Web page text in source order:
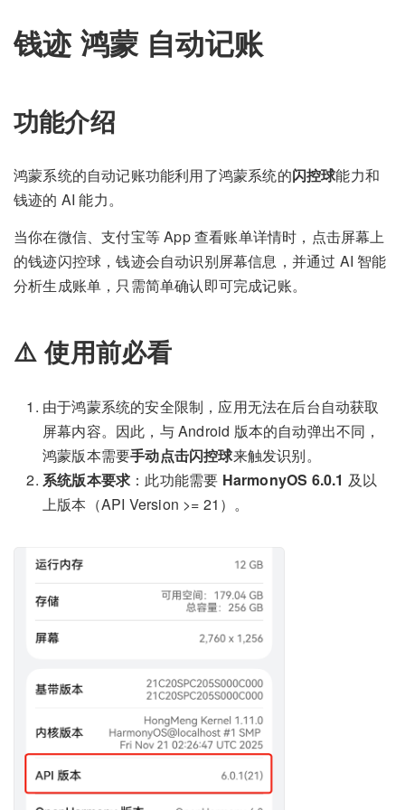
钱迹 鸿蒙 自动记账
功能介绍
鸿蒙系统的自动记账功能利用了鸿蒙系统的闪控球能力和
钱迹的 AI 能力。
当你在微信、支付宝等 App 查看账单详情时，点击屏幕上
的钱迹闪控球，钱迹会自动识别屏幕信息，并通过 AI 智能
分析生成账单，只需简单确认即可完成记账。
⚠️ 使用前必看
由于鸿蒙系统的安全限制，应用无法在后台自动获取
屏幕内容。因此，与 Android 版本的自动弹出不同，
鸿蒙版本需要手动点击闪控球来触发识别。
系统版本要求 ：此功能需要 HarmonyOS 6.0.1 及以
上版本（API Version >= 21）。